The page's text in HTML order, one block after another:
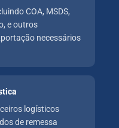
COA, MSDS,
e outros
necessários
logísticos
de remessa